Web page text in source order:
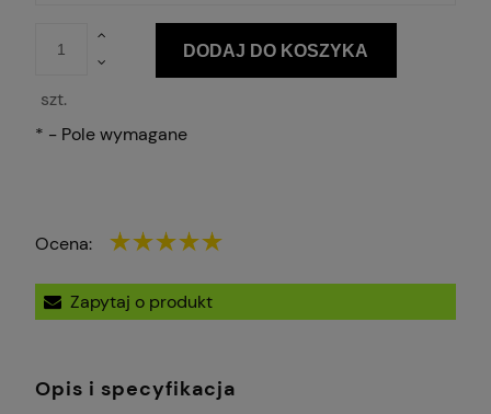
szt.
DODAJ DO KOSZYKA
* - Pole wymagane
Ocena:
Zapytaj o produkt
Opis i specyfikacja